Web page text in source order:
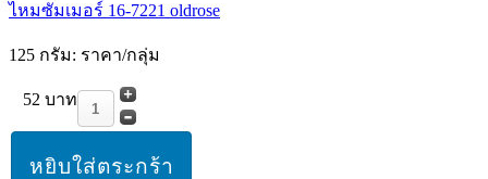
ไหมซัมเมอร์ 16-7221 oldrose
125 กรัม: ราคา/กลุ่ม
52 บาท